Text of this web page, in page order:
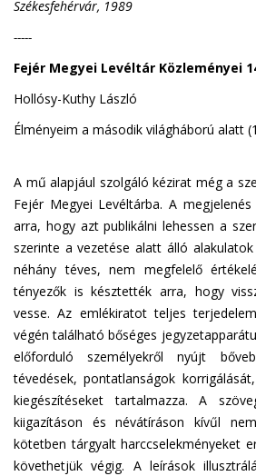
Székesfehérvár, 1989
-----
Fejér Megyei Levéltár Közleményei
Hollósy-Kuthy László
Élményeim a második világháború alatt
A mű alapjául szolgáló kézirat még a
Fejér Megyei Levéltárba. A
arra, hogy azt publikálni lehessen a
szerinte a vezetése alatt álló
néhány téves, nem megfelelő
tényezők is késztették arra, hogy
vesse. Az emlékiratot teljes
végén található bőséges
előforduló személyekről nyújt
tévedések, pontatlanságok
kiegészítéseket tartalmazza. A
kiigazításon és névátíráson kívűl
kötetben tárgyalt harccselekményeket
követhetjük végig. A leírások